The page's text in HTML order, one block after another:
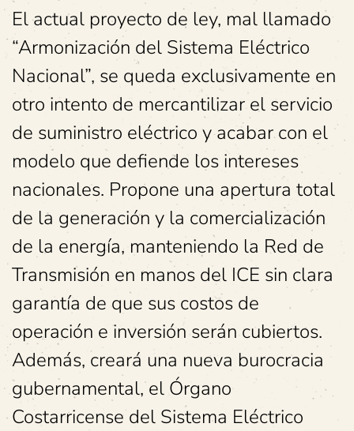
El actual proyecto de ley, mal llamado
“Armonización del Sistema Eléctrico
Nacional”, se queda exclusivamente en
otro intento de mercantilizar el servicio
de suministro eléctrico y acabar con el
modelo que defiende los intereses
nacionales. Propone una apertura total
de la generación y la comercialización
de la energía, manteniendo la Red de
Transmisión en manos del ICE sin clara
garantía de que sus costos de
operación e inversión serán cubiertos.
Además, creará una nueva burocracia
gubernamental, el Órgano
Costarricense del Sistema Eléctrico